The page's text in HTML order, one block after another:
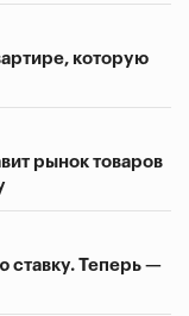
которую
рынок товаров
ставку. Теперь —